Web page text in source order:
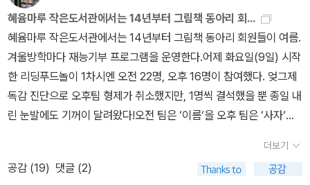
혜윰마루 작은도서관에서는 14년부터 그림책 동아리 회...
혜윰마루 작은도서관에서는 14년부터 그림책 동아리 회원들이 여름.
겨울방학마다 재능기부 프로그램을 운영한다.어제 화요일(9일) 시작
한 리딩푸드놀이 1차시엔 오전 22명, 오후 16명이 참여했다. 엊그제
독감 진단으로 오후팀 형제가 취소했지만, 1명씩 결석했을 뿐 종일 내
린 눈발에도 기꺼이 달려왔다!오전 팀은 ‘이름‘을 오후 팀은 ‘사자‘를
친구들의 작품도 감상하고 소감을 나누며 먹기 아까운 작품들을 맛있
게 냠냠~ 대부분 채소를 싫어하는 아이들이 식빵에 얹은 새싹채소도
더보기
공감 (19) 댓글 (2)